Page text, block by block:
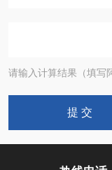
请输入计算结果（填写